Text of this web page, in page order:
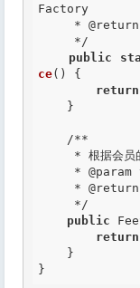
Factory
     *
@return
     */
public
ce() {
return
/**
     *
@param
     *
@return
     */
public
return
}